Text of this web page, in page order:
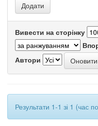
Вивести на сторінку
Автори
Результати 1-1 зі 1 (час